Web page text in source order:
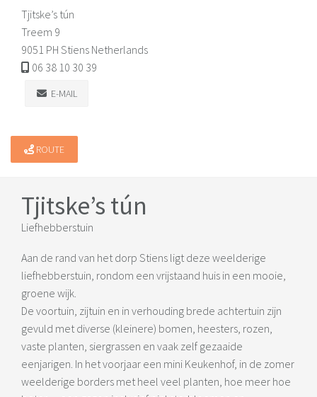
Tjitske’s tún
Treem 9
9051 PH Stiens Netherlands
06 38 10 30 39
E-MAIL
ROUTE
Tjitske’s tún
Liefhebberstuin
Aan de rand van het dorp Stiens ligt deze weelderige
liefhebberstuin, rondom een vrijstaand huis in een mooie,
groene wijk.
De voortuin, zijtuin en in verhouding brede achtertuin zijn
gevuld met diverse (kleinere) bomen, heesters, rozen,
vaste planten, siergrassen en vaak zelf gezaaide
eenjarigen. In het voorjaar een mini Keukenhof, in de zomer
weelderige borders met heel veel planten, hoe meer hoe